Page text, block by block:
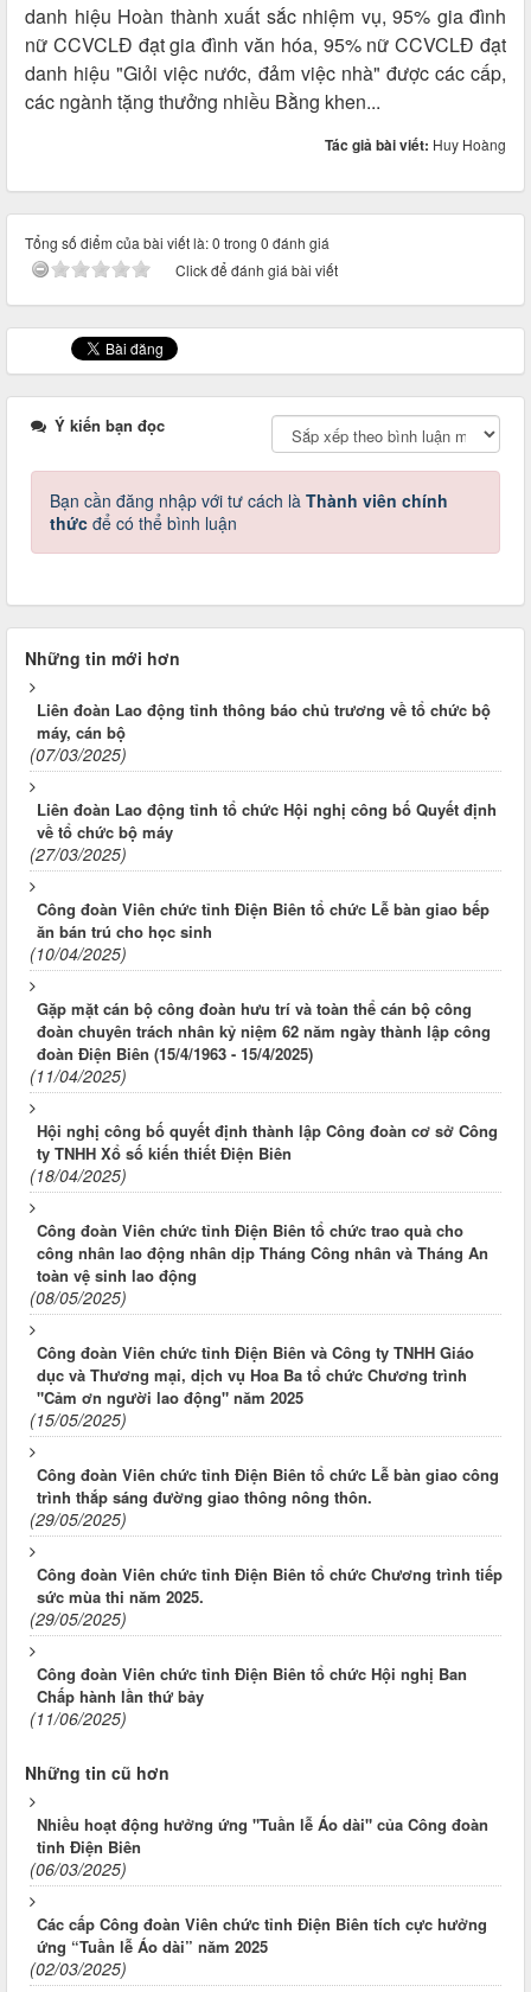
danh hiệu Hoàn thành xuất sắc nhiệm vụ, 95% gia đình
nữ CCVCLĐ đạt gia đình văn hóa, 95% nữ CCVCLĐ đạt
danh hiệu "Giỏi việc nước, đảm việc nhà" được các cấp,
các ngành tặng thưởng nhiều Bằng khen...
Tác giả bài viết: Huy Hoàng
Tổng số điểm của bài viết là: 0 trong 0 đánh giá
Click để đánh giá bài viết
Ý kiến bạn đọc
Bạn cần đăng nhập với tư cách là Thành viên chính
thức để có thể bình luận
Những tin mới hơn
Liên đoàn Lao động tỉnh thông báo chủ trương về tổ chức bộ
máy, cán bộ
(07/03/2025)
Liên đoàn Lao động tỉnh tổ chức Hội nghị công bố Quyết định
về tổ chức bộ máy
(27/03/2025)
Công đoàn Viên chức tỉnh Điện Biên tổ chức Lễ bàn giao bếp
ăn bán trú cho học sinh
(10/04/2025)
Gặp mặt cán bộ công đoàn hưu trí và toàn thể cán bộ công
đoàn chuyên trách nhân kỷ niệm 62 năm ngày thành lập công
đoàn Điện Biên (15/4/1963 - 15/4/2025)
(11/04/2025)
Hội nghị công bố quyết định thành lập Công đoàn cơ sở Công
ty TNHH Xổ số kiến thiết Điện Biên
(18/04/2025)
Công đoàn Viên chức tỉnh Điện Biên tổ chức trao quà cho
công nhân lao động nhân dịp Tháng Công nhân và Tháng An
toàn vệ sinh lao động
(08/05/2025)
Công đoàn Viên chức tỉnh Điện Biên và Công ty TNHH Giáo
dục và Thương mại, dịch vụ Hoa Ba tổ chức Chương trình
"Cảm ơn người lao động" năm 2025
(15/05/2025)
Công đoàn Viên chức tỉnh Điện Biên tổ chức Lễ bàn giao công
trình thắp sáng đường giao thông nông thôn.
(29/05/2025)
Công đoàn Viên chức tỉnh Điện Biên tổ chức Chương trình tiếp
sức mùa thi năm 2025.
(29/05/2025)
Công đoàn Viên chức tỉnh Điện Biên tổ chức Hội nghị Ban
Chấp hành lần thứ bảy
(11/06/2025)
Những tin cũ hơn
Nhiều hoạt động hưởng ứng "Tuần lễ Áo dài" của Công đoàn
tỉnh Điện Biên
(06/03/2025)
Các cấp Công đoàn Viên chức tỉnh Điện Biên tích cực hưởng
ứng “Tuần lễ Áo dài” năm 2025
(02/03/2025)